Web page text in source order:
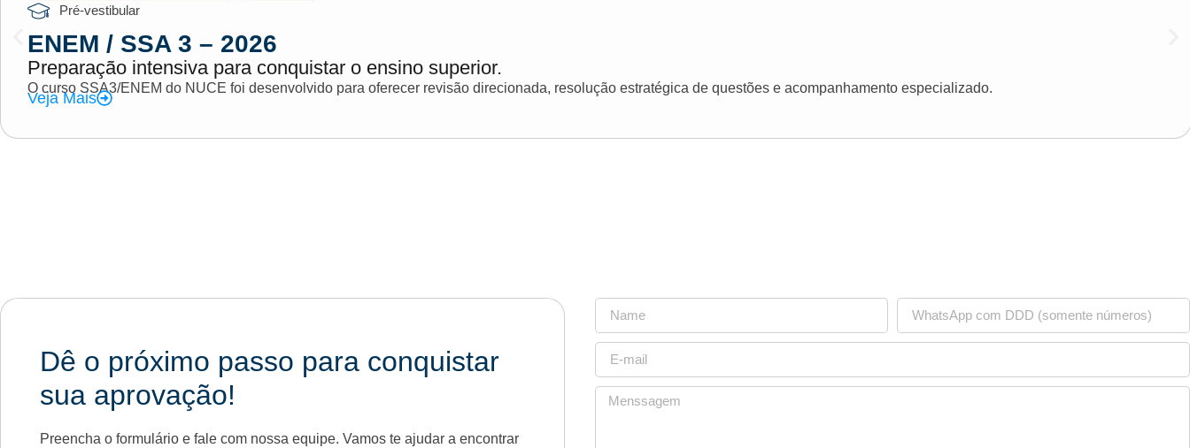
Pré-vestibular
ENEM / SSA 3 – 2026
Preparação intensiva para conquistar o ensino superior.
O curso SSA3/ENEM do NUCE foi desenvolvido para oferecer revisão direcionada, resolução estratégica de questões e acompanhamento especializado.
Veja Mais
Dê o próximo passo para conquistar
sua aprovação!
Preencha o formulário e fale com nossa equipe. Vamos te ajudar a encontrar